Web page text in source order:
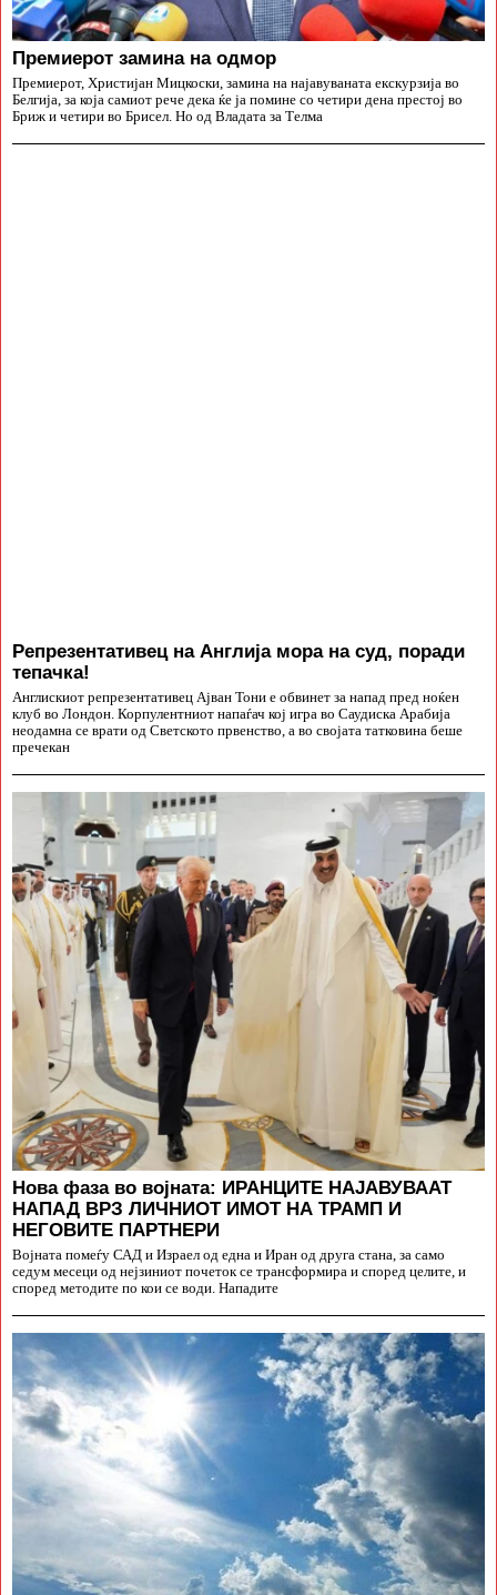
Премиерот замина на одмор
Премиерот, Христијан Мицкоски, замина на најавуваната екскурзија во
Белгија, за која самиот рече дека ќе ја помине со четири дена престој во
Бриж и четири во Брисел. Но од Владата за Телма
Репрезентативец на Англија мора на суд, поради
тепачка!
Англискиот репрезентативец Ајван Тони е обвинет за напад пред ноќен
клуб во Лондон. Корпулентниот напаѓач кој игра во Саудиска Арабија
неодамна се врати од Светското првенство, а во својата татковина беше
пречекан
Нова фаза во војната: ИРАНЦИТЕ НАЈАВУВААТ
НАПАД ВРЗ ЛИЧНИОТ ИМОТ НА ТРАМП И
НЕГОВИТЕ ПАРТНЕРИ
Војната помеѓу САД и Израел од една и Иран од друга стана, за само
седум месеци од нејзиниот почеток се трансформира и според целите, и
според методите по кои се води. Нападите